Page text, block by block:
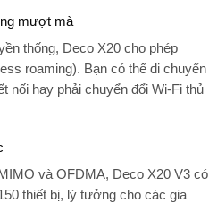
mượt mà
thống, Deco X20 cho phép
roaming). Bạn có thể di chuyển
nối hay phải chuyển đổi Wi-Fi thủ
và OFDMA, Deco X20 V3 có
thiết bị, lý tưởng cho các gia